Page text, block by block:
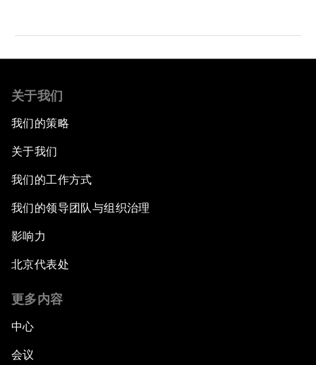
关于我们
我们的策略
关于我们
我们的工作方式
我们的领导团队与组织治理
影响力
北京代表处
更多内容
中心
会议